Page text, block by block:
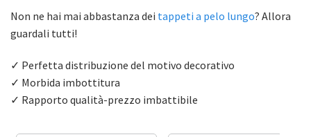
Non ne hai mai abbastanza dei tappeti a pelo lungo? Allora
guardali tutti!
✓ Perfetta distribuzione del motivo decorativo
✓ Morbida imbottitura
✓ Rapporto qualità-prezzo imbattibile